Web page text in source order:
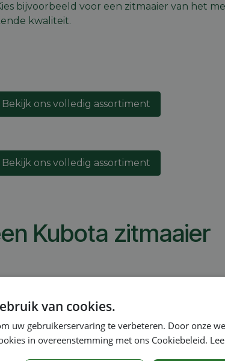
bijvoorbeeld voor een zitmaaier van het
kwaliteit.
Bekijk ons volledig assortiment
Bekijk ons volledig assortiment
Kubota zitmaaier
Het maaisel wordt niet opgevangen,
grasmaaier levert je ook een enorme
en je hebt ook voldoende ruimte
We leggen je graag uit welke
van cookies.
uw gebruikerservaring te verbeteren. Door onze
in overeenstemming met ons Cookiebeleid.